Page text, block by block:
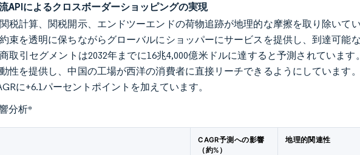
APIによるクロスボーダーショッピングの実現
税計算、関税開示、エンドツーエンドの荷物追跡が地理的な摩擦を取り除いて
束を透明に保ちながらグローバルにショッパーにサービスを提供し、到達可能
取引セグメントは2032年までに16兆4,000億米ドルに達すると予測されていま
性を提供し、中国の工場が西洋の消費者に直接リーチできるようにしています
に+6.1パーセントポイントを加えています。
分析*
CAGR予測への影響
（約%）
地理的関連性